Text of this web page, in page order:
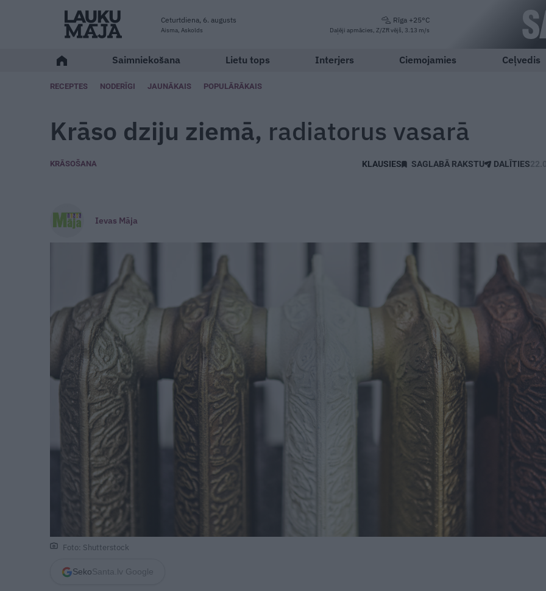
Ceturtdiena, 6. augusts
Aisma, Askolds
Rīga +25°C
Daļēji apmācies, Z/ZR vējš, 3.13 m/s
Saimniekošana Lietu tops Interjers Ciemojamies Ceļvedis
RECEPTES NODERĪGI JAUNĀKAIS POPULĀRĀKAIS
Krāso dziju ziemā, radiatorus vasarā
KRĀSOŠANA SAGLABĀ RAKSTU DALĪTIES
Ievas Māja
Foto: Shutterstock
Seko Santa.lv Google